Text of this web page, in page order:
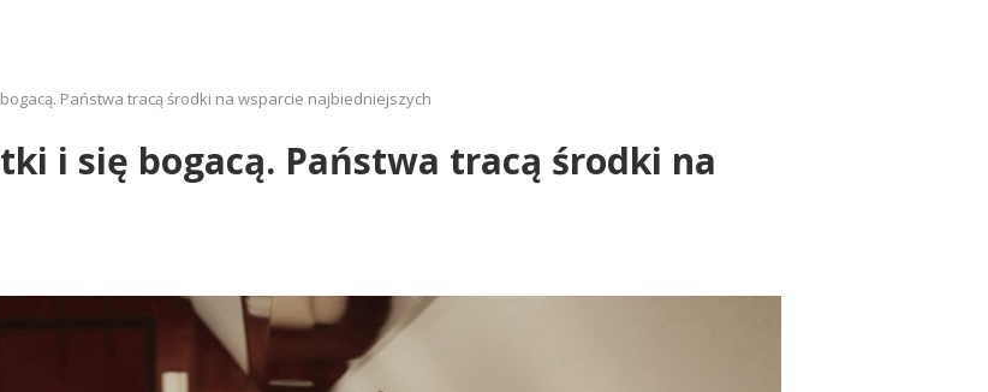
Państwa tracą środki na wsparcie najbiedniejszych
i się bogacą. Państwa tracą środki na